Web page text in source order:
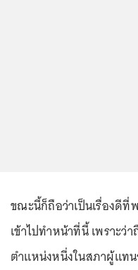
ขณะนี้ก็ถือว่าเป็นเรื่องดีที่
เข้าไปทำหน้าที่นี้ เพราะ
ตำแหน่งหนึ่งในสภาผู้แท